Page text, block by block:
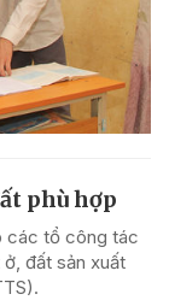
phù hợp
các tổ công tác
đất sản xuất